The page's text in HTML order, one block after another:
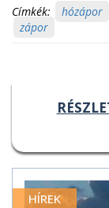
Címkék: hózápor
zápor
HÍREK